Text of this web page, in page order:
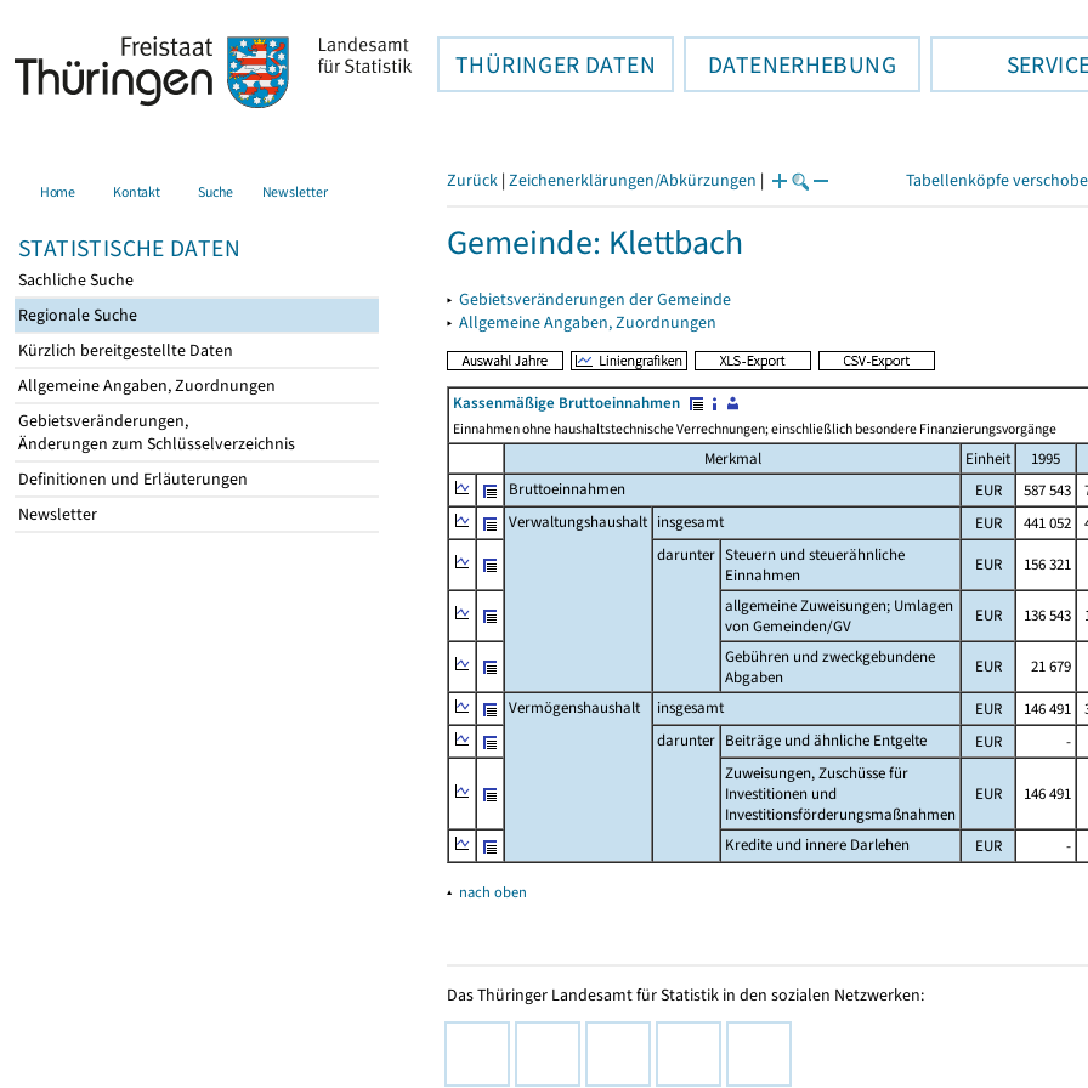
THÜRINGER DATEN DATENERHEBUNG
Home Kontakt Suche Newsletter
STATISTISCHE DATEN
Sachliche Suche
Regionale Suche
Kürzlich bereitgestellte Daten
Allgemeine Angaben, Zuordnungen
Gebietsveränderungen,
Änderungen zum Schlüsselverzeichnis
Definitionen und Erläuterungen
Newsletter
Zurück | Zeichenerklärungen/Abkürzungen | Tabellenköpfe
Gemeinde: Klettbach
▸ Gebietsveränderungen der Gemeinde
▸ Allgemeine Angaben, Zuordnungen
Kassenmäßige Bruttoeinnahmen
Einnahmen ohne haushaltstechnische Verrechnungen; einschließlich besondere Finanzierungsvorgänge
Merkmal Einheit
1995
Bruttoeinnahmen
EUR 587 543
Verwaltungshaushalt insgesamt EUR 441 052
darunter Steuern und steuerähnliche
Einnahmen
EUR
156 321
allgemeine Zuweisungen; Umlagen
von Gemeinden/GV
EUR 136 543
Gebühren und zweckgebundene
Abgaben
EUR
21 679
Vermögenshaushalt
insgesamt EUR 146 491
darunter Beiträge und ähnliche Entgelte EUR
-
Zuweisungen, Zuschüsse für
Investitionen und
Investitionsförderungsmaßnahmen
EUR 146 491
Kredite und innere Darlehen EUR -
▴ nach oben
Das Thüringer Landesamt für Statistik in den sozialen Netzwerken: